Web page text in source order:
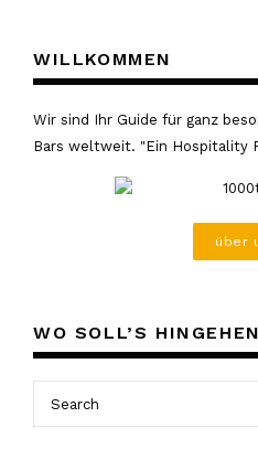
WILLKOMMEN
Wir sind Ihr Guide für ganz
Bars weltweit. "Ein Hospitality
über
WO SOLL’S